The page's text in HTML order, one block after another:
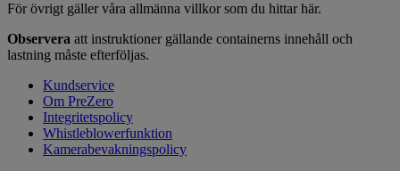
För övrigt gäller våra allmänna villkor som du hittar här.
Observera att instruktioner gällande containerns innehåll och
lastning måste efterföljas.
Kundservice
Om PreZero
Integritetspolicy
Whistleblowerfunktion
Kamerabevakningspolicy